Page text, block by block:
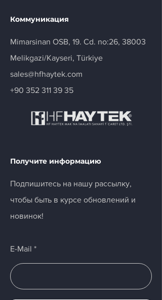
Коммуникация
Mimarsinan OSB, 19. Cd. no:26, 38003
Melikgazi/Kayseri, Türkiye
sales@hfhaytek.com
+90 352 311 39 35
Получите информацию
Подпишитесь на нашу рассылку,
чтобы быть в курсе обновлений и
новинок!
E-Mail